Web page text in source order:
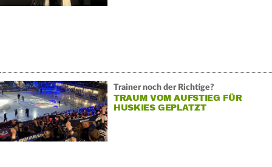
Trainer noch der Richtige?
TRAUM VOM AUFSTIEG FÜR
HUSKIES GEPLATZT